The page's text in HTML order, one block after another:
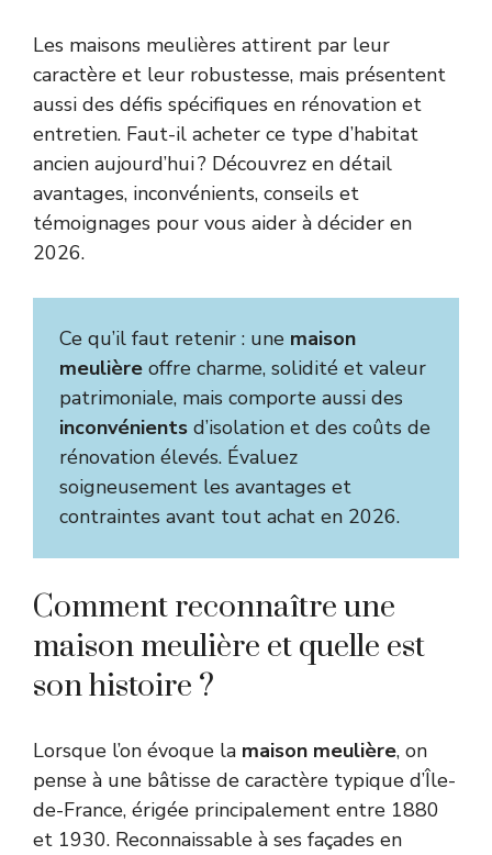
Les maisons meulières attirent par leur
caractère et leur robustesse, mais présentent
aussi des défis spécifiques en rénovation et
entretien. Faut-il acheter ce type d’habitat
ancien aujourd’hui ? Découvrez en détail
avantages, inconvénients, conseils et
témoignages pour vous aider à décider en
2026.
Ce qu’il faut retenir : une maison
meulière offre charme, solidité et valeur
patrimoniale, mais comporte aussi des
inconvénients d’isolation et des coûts de
rénovation élevés. Évaluez
soigneusement les avantages et
contraintes avant tout achat en 2026.
Comment reconnaître une
maison meulière et quelle est
son histoire ?
Lorsque l’on évoque la maison meulière, on
pense à une bâtisse de caractère typique d’Île-
de-France, érigée principalement entre 1880
et 1930. Reconnaissable à ses façades en